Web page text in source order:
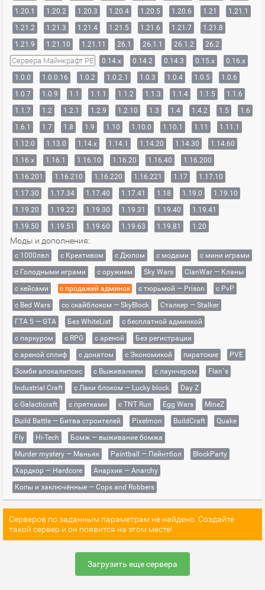
1.20.1
1.20.2 1.20.3 1.20.4 1.20.5 1.20.6 1.21
1.21.1
1.21.2
1.21.3 1.21.4 1.21.5 1.21.6 1.21.7
1.21.8
1.21.9
1.21.10 1.21.11 26.1 26.1.1 26.1.2 26.2
Сервера Майнкрафт PE 0.14.x 0.14.2 0.14.3 0.15.x
0.16.x
1.0.0
1.0.0.16 1.0.2 1.0.2.1 1.0.3 1.0.4 1.0.5
1.0.6
1.0.7
1.0.9 1.1 1.1.1 1.1.2 1.1.3 1.1.4 1.1.5
1.1.6
1.1.7
1.2 1.2.1 1.2.9 1.2.10 1.3 1.4 1.4.2 1.5
1.6
1.6.1
1.7 1.8 1.9 1.10 1.10.0 1.10.1 1.11
1.11.1
1.12.0
1.13.0 1.14.x 1.14.1 1.14.20 1.14.30
1.14.60
1.16.x
1.16.1 1.16.10 1.16.20 1.16.40
1.16.200
1.16.201
1.16.210 1.16.220 1.16.221 1.17
1.17.10
1.17.30
1.17.34 1.17.40 1.17.41 1.18 1.19.0
1.19.10
1.19.20
1.19.22 1.19.30 1.19.31 1.19.40
1.19.41
1.19.50
1.19.51 1.19.60 1.19.63 1.19.81 1.20
Моды и дополнения:
с 1000лвл c Креативом с Дюпом с модами
с мини играми
с Голодными играми
с оружием Sky Wars
ClanWar — Кланы
с кейсами
с продажей админок с тюрьмой — Prison
с PvP
с Bed Wars
со скайблоком — SkyBlock
Сталкер — Stalker
ГТА 5 — GTA
Без WhiteList
с бесплатной админкой
с паркуром
с RPG с ареной
Без регистрации
с ареной сплиф
с донатом с Экономикой пиратские
PVE
Зомби апокалипсис
с Выживанием с лаунчером
Flan`s
Industrial Craft
с Лаки блоком — Lucky block
Day Z
с Galacticraft
с прятками с TNT Run Egg Wars
MineZ
Build Battle — Битва строителей
Pixelmon BuildCraft
Quake
Fly
Hi-Tech
Бомж — выживание бомжа
Murder mystery — Маньяк
Paintball — Пейнтбол
BlockParty
Хардкор — Hardcore
Анархия — Anarchy
Копы и заключённые — Cops and Robbers
Серверов по заданным параметрам не найдено. Создайте
такой сервер и он появится на этом месте!
Загрузить еще сервера